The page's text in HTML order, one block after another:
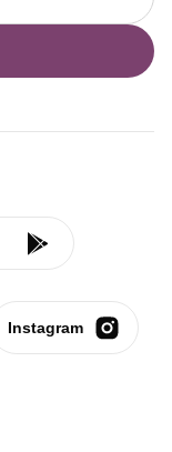
Instagram